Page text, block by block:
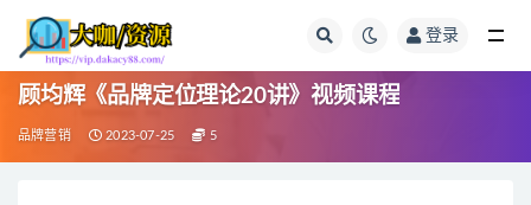
登录
顾均辉《品牌定位理论20讲》视频课程
品牌营销 2023-07-25 5
全部